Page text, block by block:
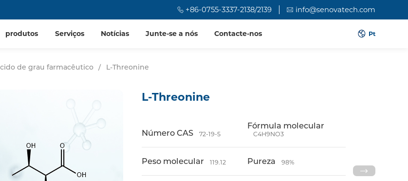
+86-0755-3337-2138/2139 info@senovatech.com
produtos Serviços Notícias Junte-se a nós Contacte-nos Pt
de grau farmacêutico / L-Threonine
L-Threonine
Número CAS 72-19-5
Fórmula molecular
C4H9NO3
Peso molecular 119.12 Pureza 98%